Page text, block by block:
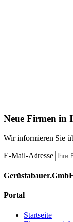
Neue Firmen in
Wir informieren Sie
E-Mail-Adresse
Portal
Startseite